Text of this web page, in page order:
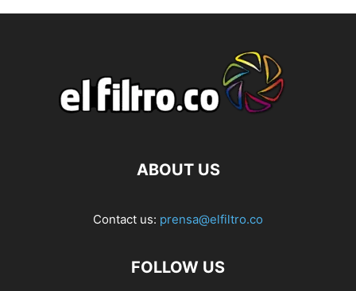
ABOUT US
Contact us: prensa@elfiltro.co
FOLLOW US